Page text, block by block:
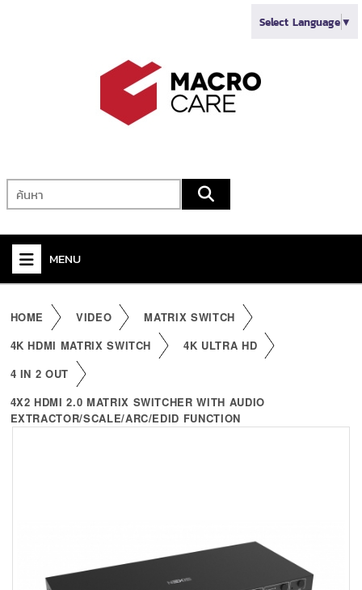
Select Language▼
MENU
KVM
PDU
CONTACT US
HOME VIDEO
MATRIX SWITCH
4K HDMI MATRIX SWITCH
4K ULTRA HD
4 IN 2 OUT
4X2 HDMI 2.0 MATRIX SWITCHER WITH AUDIO
EXTRACTOR/SCALE/ARC/EDID FUNCTION